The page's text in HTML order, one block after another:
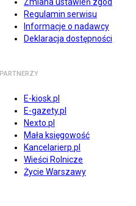
Regulamin serwisu
Informacje o nadawcy
Deklaracja dostępności
PARTNERZY
E-kiosk.pl
E-gazety.pl
Nexto.pl
Mała księgowość
Kancelarierp.pl
Wieści Rolnicze
Życie Warszawy